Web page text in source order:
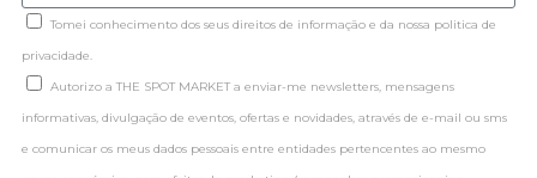
Tomei conhecimento dos seus direitos de informação e da nossa politica de
privacidade.
Autorizo a THE SPOT MARKET a enviar-me newsletters, mensagens
informativas, divulgação de eventos, ofertas e novidades, através de e-mail ou sms
e comunicar os meus dados pessoais entre entidades pertencentes ao mesmo